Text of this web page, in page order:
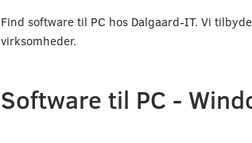
Find software til PC hos Dalgaard-IT. Vi
virksomheder.
Software til PC -